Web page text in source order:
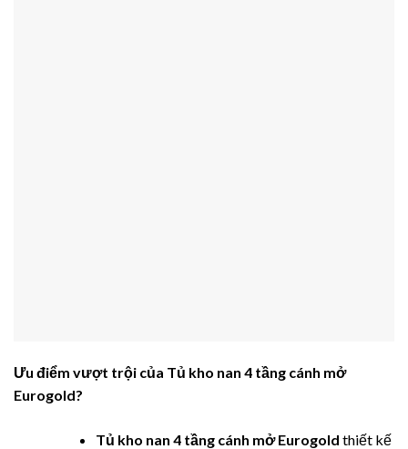
Ưu điểm vượt trội của Tủ kho nan 4 tầng cánh mở
Eurogold?
Tủ kho nan 4 tầng cánh mở Eurogold thiết kế